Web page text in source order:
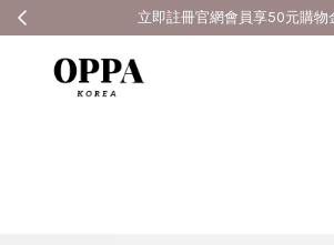
全館滿3000元超商免運 🚚